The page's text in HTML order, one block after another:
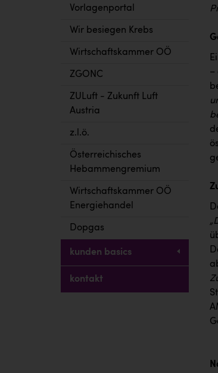
Vorlagenportal
Wir besiegen Krebs
Wirtschaftskammer OÖ
ZGONC
ZULuft - Zukunft Luft
Austria
z.l.ö.
Österreichisches
Hebammengremium
Wirtschaftskammer OÖ
Energiehandel
Dopgas
kunden basics
kontakt
–